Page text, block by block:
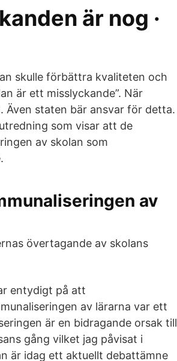
är nog ·
skulle förbättra kvaliteten och
är ett misslyckande”. När
staten bär ansvar för detta.
som visar att de
av skolan som
av
övertagande av skolans
entydigt på att
av lärarna var ett
är en bidragande orsak till
gång vilket jag påvisat i
är idag ett aktuellt debattämne